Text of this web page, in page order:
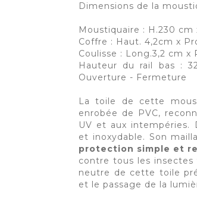
Dimensions de la
Moustiquaire : H.230 cm
Coffre : Haut. 4,2cm x
Coulisse : Long.3,2 cm x
Hauteur du rail bas :
Ouverture - Fermeture
La toile de cette
enrobée de PVC,
UV et aux intempéries.
et inoxydable. Son
protection simple et
contre tous les insectes
neutre de cette toile
et le passage de la